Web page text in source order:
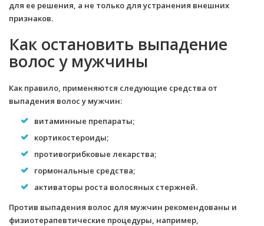
для ее решения, а не только для устранения внешних
признаков.
Как остановить выпадение
волос у мужчины
Как правило, применяются следующие средства от
выпадения волос у мужчин:
витаминные препараты;
кортикостероиды;
противогрибковые лекарства;
гормональные средства;
активаторы роста волосяных стержней.
Против выпадения волос для мужчин рекомендованы и
физиотерапевтические процедуры, например,